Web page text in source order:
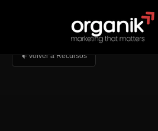
Volver a Recursos